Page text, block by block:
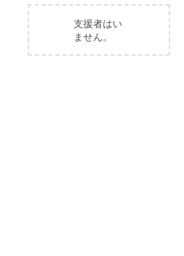
支援者はい
ません。